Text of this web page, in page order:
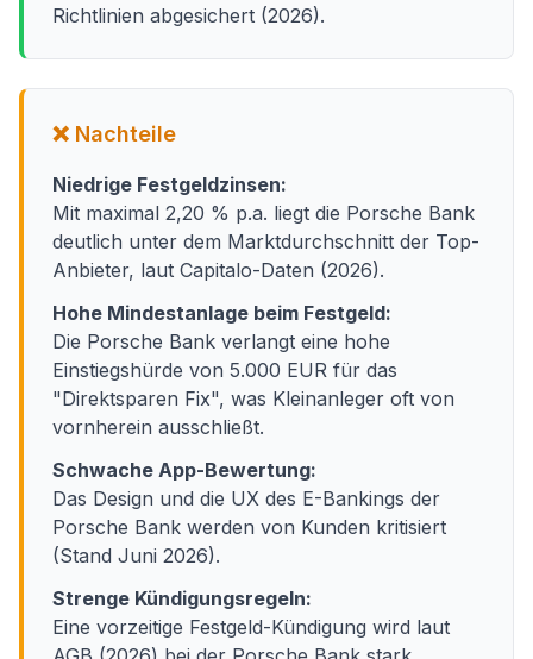
Richtlinien abgesichert (2026).
❌ Nachteile
Niedrige Festgeldzinsen:
Mit maximal 2,20 % p.a. liegt die Porsche Bank
deutlich unter dem Marktdurchschnitt der Top-
Anbieter, laut Capitalo-Daten (2026).
Hohe Mindestanlage beim Festgeld:
Die Porsche Bank verlangt eine hohe
Einstiegshürde von 5.000 EUR für das
"Direktsparen Fix", was Kleinanleger oft von
vornherein ausschließt.
Schwache App-Bewertung:
Das Design und die UX des E-Bankings der
Porsche Bank werden von Kunden kritisiert
(Stand Juni 2026).
Strenge Kündigungsregeln:
Eine vorzeitige Festgeld-Kündigung wird laut